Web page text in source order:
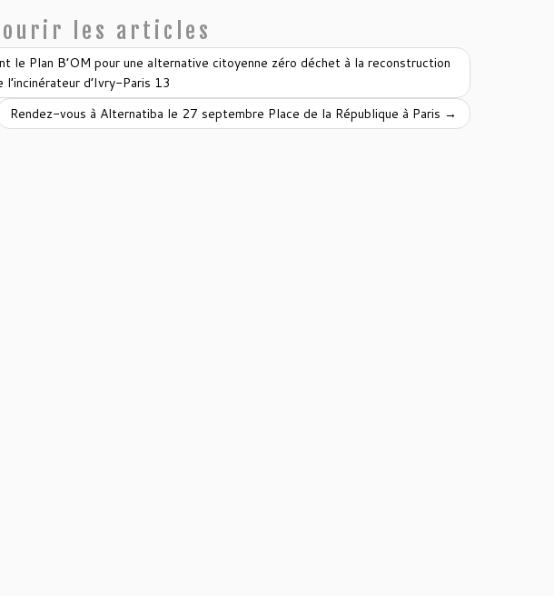
les articles
Plan B’OM pour une alternative citoyenne zéro déchet à la reconstruction
l’incinérateur d’Ivry-Paris 13
Rendez-vous à Alternatiba le 27 septembre Place de la République à Paris →